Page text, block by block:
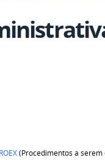
(Procedimentos a serem